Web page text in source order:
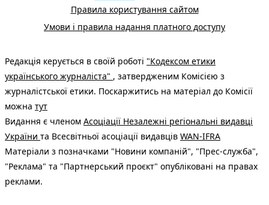
Правила користування сайтом
Умови і правила надання платного доступу
Редакція керується в своїй роботі "Кодексом етики
українського журналіста" , затвердженим Комісією з
журналістської етики. Поскаржитись на матеріал до Комісії
можна тут
Видання є членом Асоціації Незалежні регіональні видавці
України та Всесвітньої асоціації видавців WAN-IFRA
Матеріали з позначками "Новини компаній", "Прес-служба",
"Реклама" та "Партнерський проєкт" опубліковані на правах
реклами.